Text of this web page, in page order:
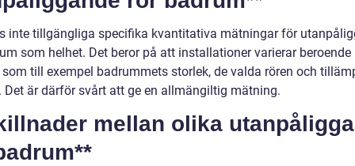
inte tillgängliga specifika kvantitativa mätningar för
som helhet. Det beror på att installationer varierar
till exempel badrummets storlek, de valda rören och
Det är därför svårt att ge en allmängiltig mätning.
mellan olika